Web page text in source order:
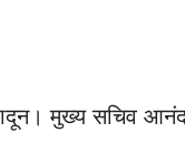
मुख्य सचिव आनंद